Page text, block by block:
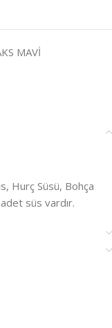
MAVİ
Hurç Süsü, Bohça
süs vardır.